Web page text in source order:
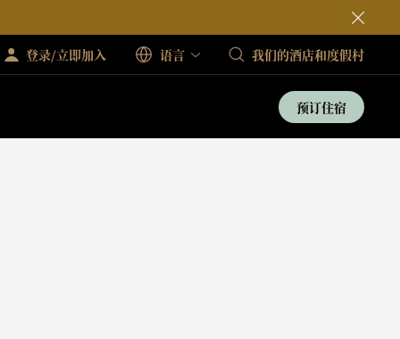
登录/立即加入 语言 我们的酒店和度假村
预订住宿